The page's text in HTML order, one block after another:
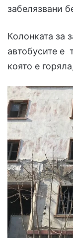
забелязвани
Колонката за
автобусите е
която е